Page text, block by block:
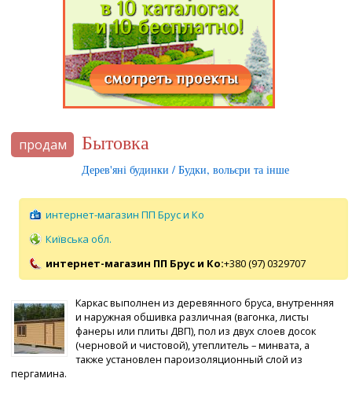
продам Бытовка
Дерев'яні будинки / Будки, вольєри та інше
интернет-магазин ПП Брус и Ко
Київська обл.
интернет-магазин ПП Брус и Ко:+380 (97) 0329707
Каркас выполнен из деревянного бруса, внутренняя
и наружная обшивка различная (вагонка, листы
фанеры или плиты ДВП), пол из двух слоев досок
(черновой и чистовой), утеплитель – минвата, а
также установлен пароизоляционный слой из
пергамина.